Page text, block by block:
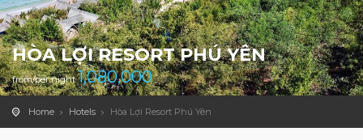
HÒA LỢI RESORT PHÚ YÊN
from/per night1,080,000
Home Hotels Hòa Lợi Resort Phú Yên